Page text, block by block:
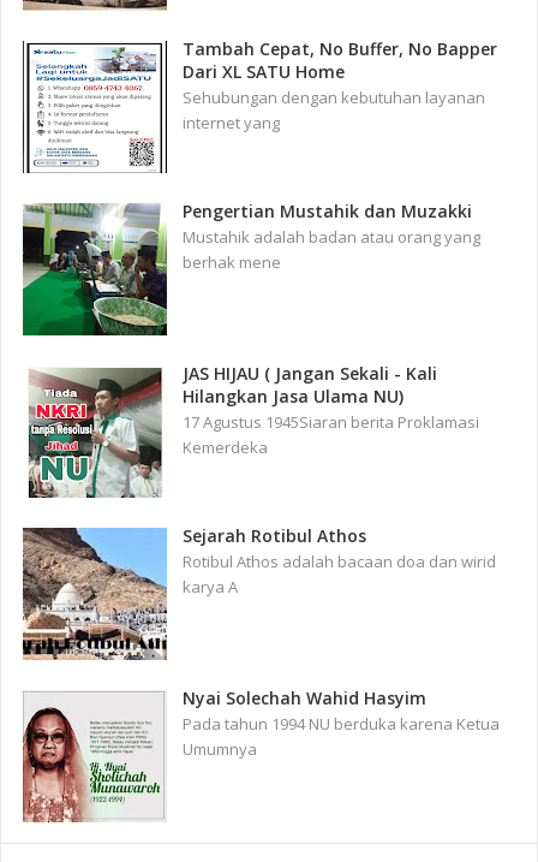
Tambah Cepat, No Buffer, No Bapper
Dari XL SATU Home
Sehubungan dengan kebutuhan layanan
internet yang
Pengertian Mustahik dan Muzakki
Mustahik adalah badan atau orang yang
berhak mene
JAS HIJAU ( Jangan Sekali - Kali
Hilangkan Jasa Ulama NU)
17 Agustus 1945Siaran berita Proklamasi
Kemerdeka
Sejarah Rotibul Athos
Rotibul Athos adalah bacaan doa dan wirid
karya A
Nyai Solechah Wahid Hasyim
Pada tahun 1994 NU berduka karena Ketua
Umumnya